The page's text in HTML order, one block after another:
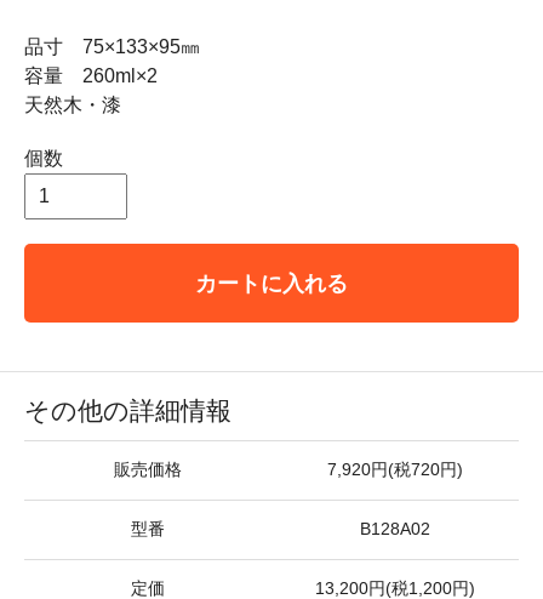
品寸 75×133×95㎜
容量 260ml×2
天然木・漆
個数
カートに入れる
その他の詳細情報
販売価格 7,920円(税720円)
型番 B128A02
定価 13,200円(税1,200円)